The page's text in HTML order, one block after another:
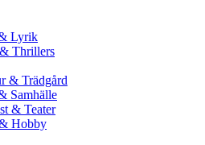
Lyrik
Thrillers
& Trädgård
Samhälle
& Teater
Hobby